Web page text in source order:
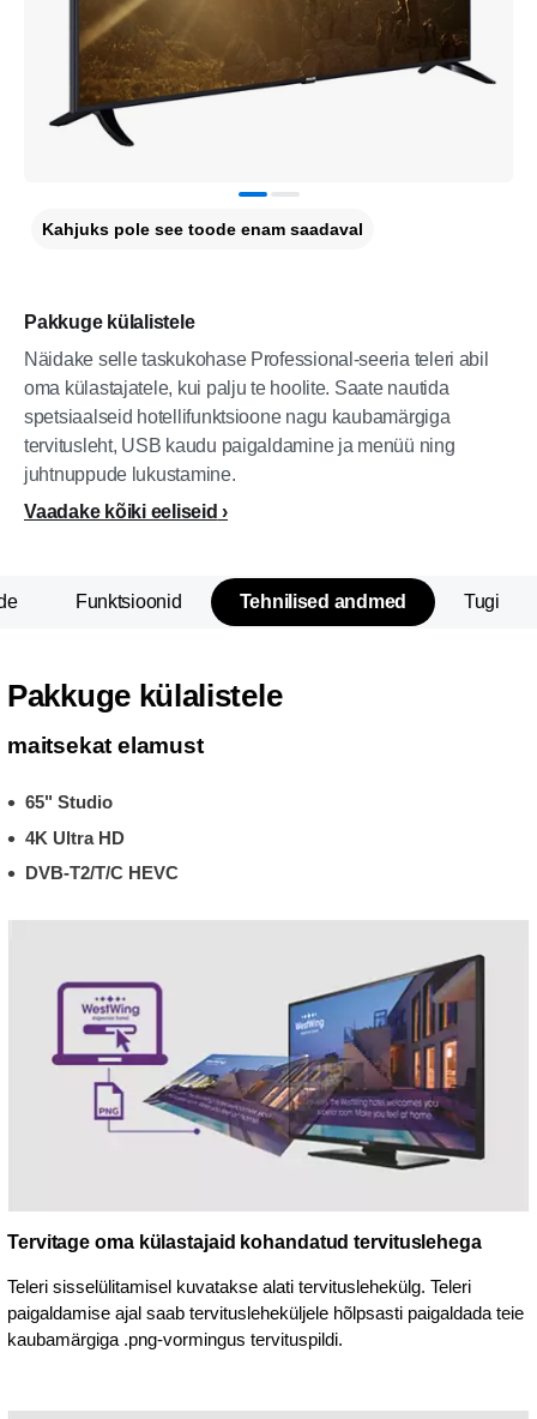
Pakkuge külalistele
Näidake selle taskukohase Professional-seeria teleri abil
oma külastajatele, kui palju te hoolite. Saate nautida
spetsiaalseid hotellifunktsioone nagu kaubamärgiga
tervitusleht, USB kaudu paigaldamine ja menüü ning
juhtnuppude lukustamine.
Vaadake kõiki eeliseid
Kahjuks pole see toode enam saadaval
Funktsioonid Tehnilised andmed Tugi
Pakkuge külalistele
maitsekat elamust
65" Studio
4K Ultra HD
DVB-T2/T/C HEVC
Tervitage oma külastajaid kohandatud tervituslehega
Teleri sisselülitamisel kuvatakse alati tervituslehekülg. Teleri
paigaldamise ajal saab tervitusleheküljele hõlpsasti paigaldada teie
kaubamärgiga .png-vormingus tervituspildi.